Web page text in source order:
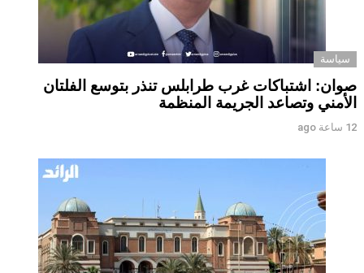
سياسة
صوان: اشتباكات غرب طرابلس تنذر بتوسع الفلتان
الأمني وتصاعد الجريمة المنظمة
12 ساعة ago